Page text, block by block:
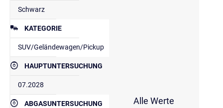
Schwarz
KATEGORIE
SUV/Geländewagen/Pickup
HAUPTUNTERSUCHUNG
07.2028
ABGASUNTERSUCHUNG
Alle Werte